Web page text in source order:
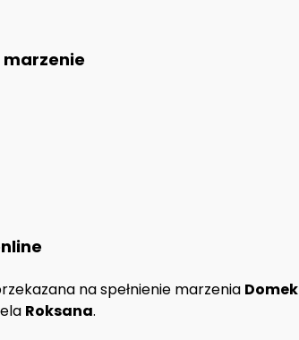
marzenie
na spełnienie marzenia Domek
Roksana.